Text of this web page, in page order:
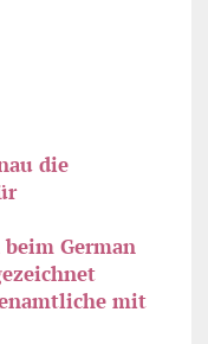
die
German
mit